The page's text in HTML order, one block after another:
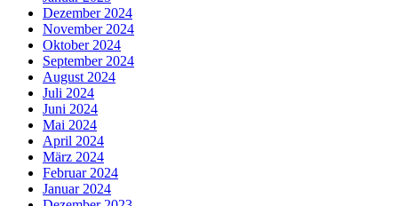
Dezember 2024
November 2024
Oktober 2024
September 2024
August 2024
Juli 2024
Juni 2024
Mai 2024
April 2024
März 2024
Februar 2024
Januar 2024